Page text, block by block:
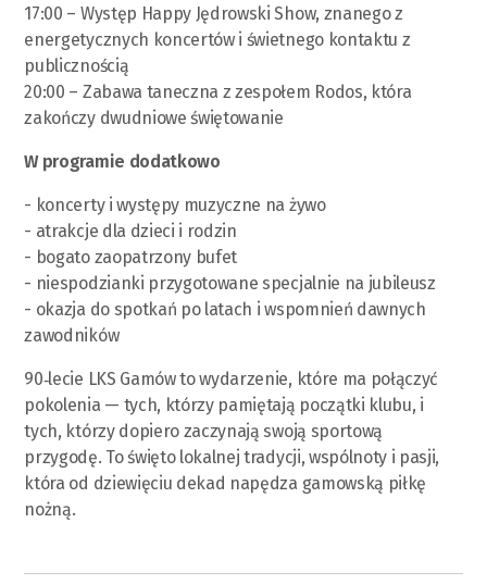
17:00 – Występ Happy Jędrowski Show, znanego z
energetycznych koncertów i świetnego kontaktu z
publicznością
20:00 – Zabawa taneczna z zespołem Rodos, która
zakończy dwudniowe świętowanie
W programie dodatkowo
- koncerty i występy muzyczne na żywo
- atrakcje dla dzieci i rodzin
- bogato zaopatrzony bufet
- niespodzianki przygotowane specjalnie na jubileusz
- okazja do spotkań po latach i wspomnień dawnych
zawodników
90‑lecie LKS Gamów to wydarzenie, które ma połączyć
pokolenia — tych, którzy pamiętają początki klubu, i
tych, którzy dopiero zaczynają swoją sportową
przygodę. To święto lokalnej tradycji, wspólnoty i pasji,
która od dziewięciu dekad napędza gamowską piłkę
nożną.